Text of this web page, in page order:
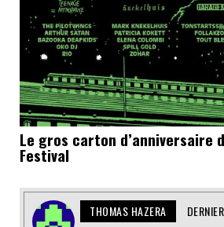
Le gros carton d’anniversaire
Festival
THOMAS HAZERA